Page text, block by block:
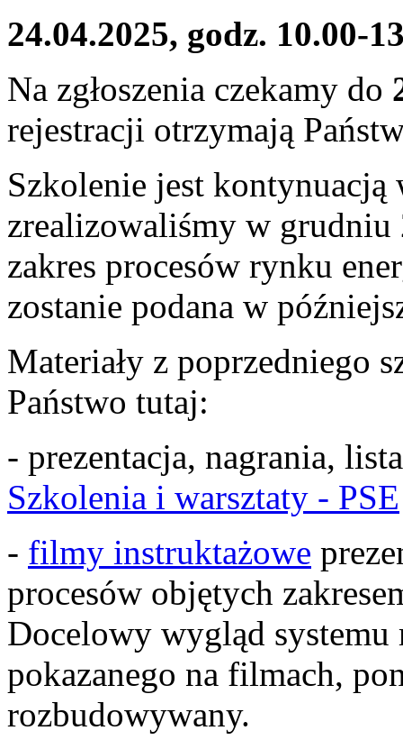
24.04.2025, godz. 10.00-
Na zgłoszenia czekamy do
rejestracji otrzymają
Szkolenie jest kontynuacją
zrealizowaliśmy w grudniu
zakres procesów rynku
zostanie podana w
Materiały z poprzedniego
Państwo tutaj:
- prezentacja, nagrania,
Szkolenia i warsztaty - PSE
- filmy instruktażowe
procesów objętych
Docelowy wygląd systemu
pokazanego na filmach,
rozbudowywany.